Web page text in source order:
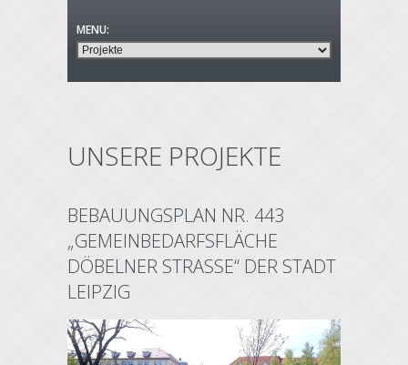
UNSERE PROJEKTE
BEBAUUNGSPLAN NR. 443
„GEMEINBEDARFSFLÄCHE
DÖBELNER STRASSE“ DER STADT L
EIPZIG